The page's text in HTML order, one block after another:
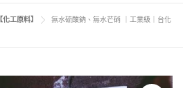
詢價車、購物車/會員
【化工原料】
無水硫酸鈉、無水芒硝 ｜工業級｜台化